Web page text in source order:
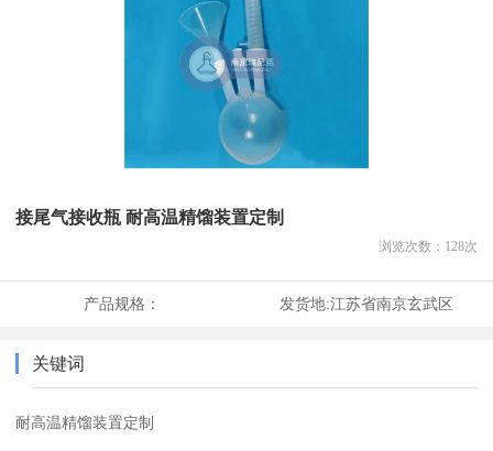
接尾气接收瓶 耐高温精馏装置定制
浏览次数： 128次
产品规格： 发货地:江苏省南京玄武区
关键词
耐高温精馏装置定制